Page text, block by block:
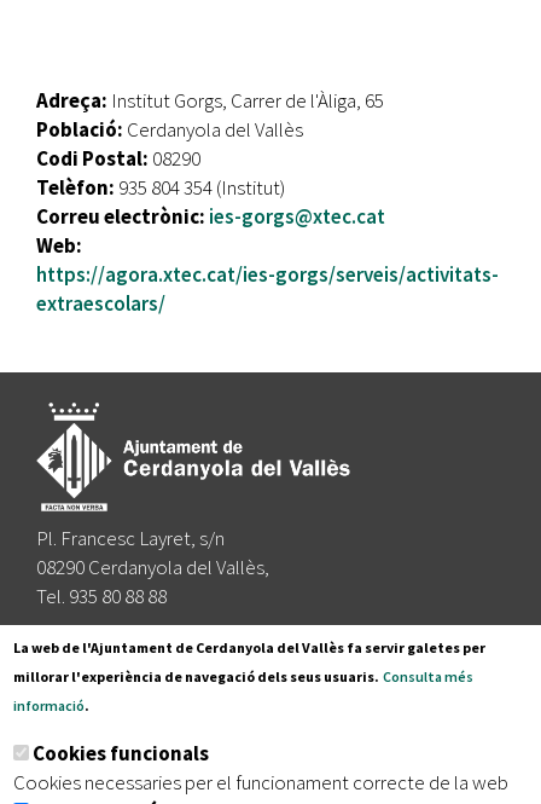
Adreça: Institut Gorgs, Carrer de l'Àliga, 65
Població: Cerdanyola del Vallès
Codi Postal: 08290
Telèfon: 935 804 354 (Institut)
Correu electrònic: ies-gorgs@xtec.cat
Web:
https://agora.xtec.cat/ies-gorgs/serveis/activitats-
extraescolars/
Pl. Francesc Layret, s/n
08290 Cerdanyola del Vallès,
Tel. 935 80 88 88
Segueix-nos a:
Subscriu-te al nostre butlletí
La web de l'Ajuntament de Cerdanyola del Vallès fa servir galetes per
millorar l'experiència de navegació dels seus usuaris. Consulta més
informació.
Cookies funcionals
Cookies necessaries per el funcionament correcte de la web